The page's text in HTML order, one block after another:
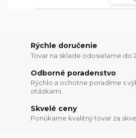
Rýchle doručenie
Tovar na sklade odosielame do
Odborné poradenstvo
Rýchlo a ochotne poradíme s
otázkami.
Skvelé ceny
Ponúkame kvalitný tovar za